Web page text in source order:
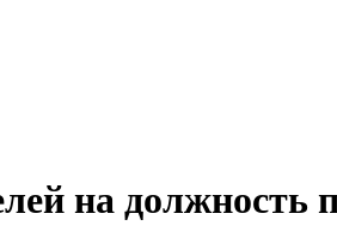
на должность